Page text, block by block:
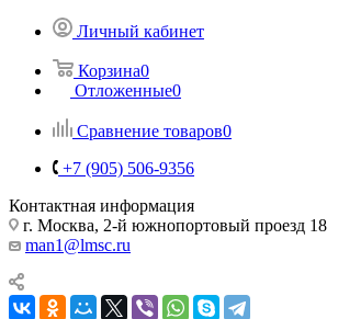
Личный кабинет
Корзина0
Отложенные0
Сравнение товаров0
+7 (905) 506-9356
Контактная информация
г. Москва, 2-й южнопортовый проезд 18
man1@lmsc.ru